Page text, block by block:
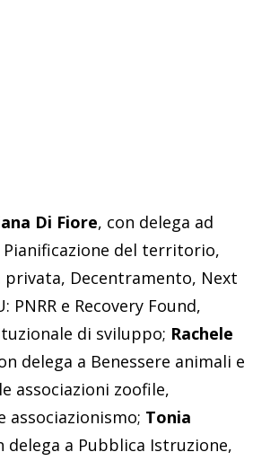
Di Fiore, con delega ad
del territorio,
privata, Decentramento, Next
PNRR e Recovery Found,
di sviluppo; Rachele
delega a Benessere animali e
associazioni zoofile,
associazionismo; Tonia
delega a Pubblica Istruzione,